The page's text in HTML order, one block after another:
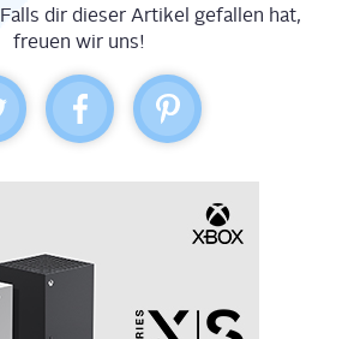
Falls dir dieser Artikel gefallen hat,
freuen wir uns!